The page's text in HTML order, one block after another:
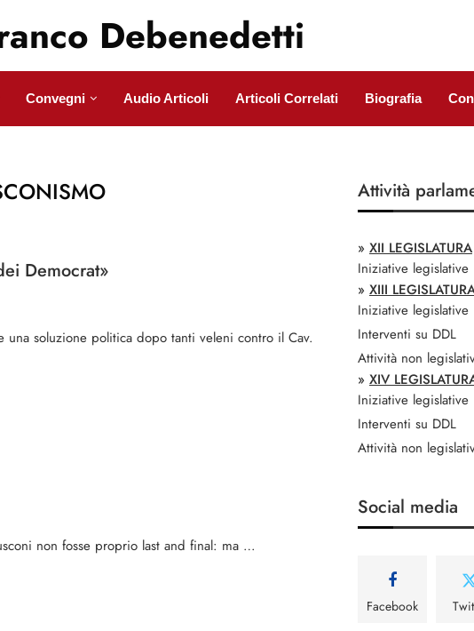
Debenedetti
Convegni Audio Articoli Articoli Correlati Biografia
Democrat»
soluzione politica dopo tanti veleni contro il Cav.
non fosse proprio last and final: ma …
Attività
» XII LEGISLATURA
Iniziative legislative
» XIII
Iniziative legislative
Interventi su DDL
Attività non
» XIV
Iniziative legislative
Interventi su DDL
Attività non
Social media
Facebook